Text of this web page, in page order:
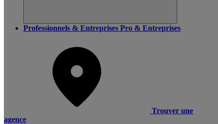
Professionnels & Entreprises Pro & Entreprises
Trouver une
agence